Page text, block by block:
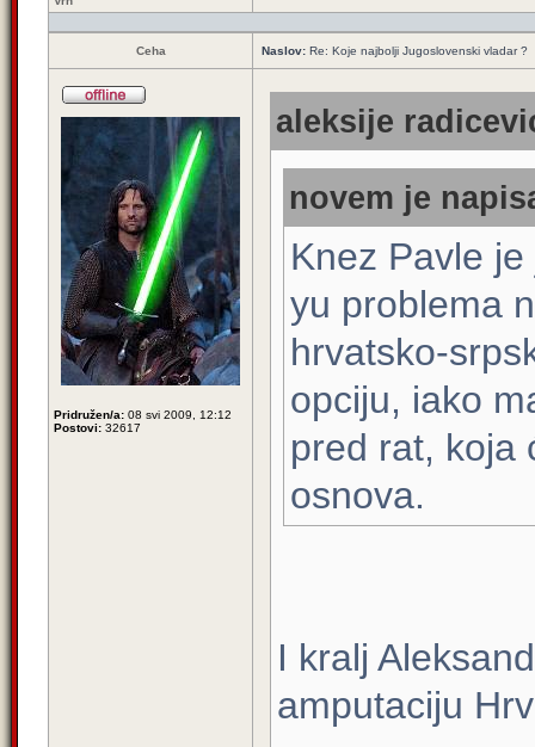
Ceha Naslov: Re: Koje najbolji Jugoslovenski vladar ?
Pridružen/a: 08 svi 2009, 12:12
Postovi: 32617
aleksije
novem je
Knez Pavle
yu problema
hrvatsko-
opciju, iako
pred rat, koja
osnova.
I kralj
amputaciju